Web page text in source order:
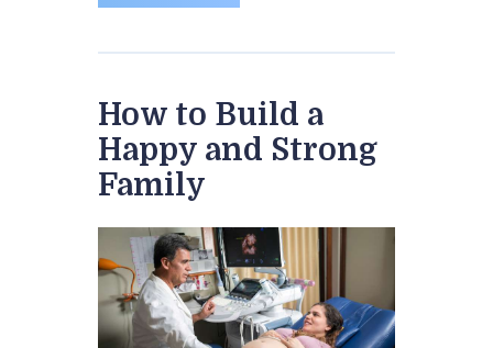
How to Build a
Happy and Strong
Family